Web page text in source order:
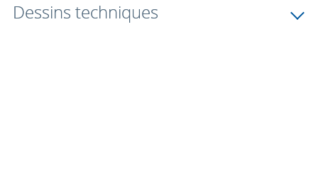
Dessins techniques